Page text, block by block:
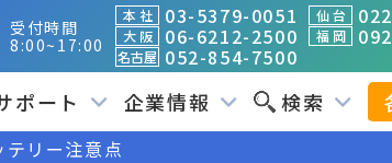
受付時間
8:00~17:00
本 社 03-5379-0051 仙 台
大 阪 06-6212-2500 福 岡
名古屋 052-854-7500
ポート 企業情報 検索
リー注意点